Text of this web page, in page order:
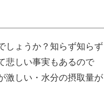
しょうか？知らず知らず
悲しい事実もあるので
激しい・水分の摂取量が